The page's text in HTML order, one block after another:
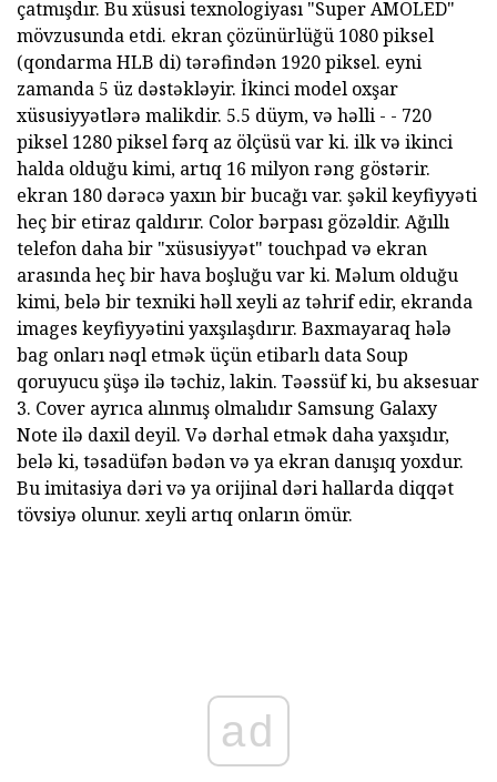
çatmışdır. Bu xüsusi texnologiyası "Super AMOLED"
mövzusunda etdi. ekran çözünürlüğü 1080 piksel
(qondarma HLB di) tərəfindən 1920 piksel. eyni
zamanda 5 üz dəstəkləyir. İkinci model oxşar
xüsusiyyətlərə malikdir. 5.5 düym, və həlli - - 720
piksel 1280 piksel fərq az ölçüsü var ki. ilk və ikinci
halda olduğu kimi, artıq 16 milyon rəng göstərir.
ekran 180 dərəcə yaxın bir bucağı var. şəkil keyfiyyəti
heç bir etiraz qaldırır. Color bərpası gözəldir. Ağıllı
telefon daha bir "xüsusiyyət" touchpad və ekran
arasında heç bir hava boşluğu var ki. Məlum olduğu
kimi, belə bir texniki həll xeyli az təhrif edir, ekranda
images keyfiyyətini yaxşılaşdırır. Baxmayaraq hələ
bag onları nəql etmək üçün etibarlı data Soup
qoruyucu şüşə ilə təchiz, lakin. Təəssüf ki, bu aksesuar
3. Cover ayrıca alınmış olmalıdır Samsung Galaxy
Note ilə daxil deyil. Və dərhal etmək daha yaxşıdır,
belə ki, təsadüfən bədən və ya ekran danışıq yoxdur.
Bu imitasiya dəri və ya orijinal dəri hallarda diqqət
tövsiyə olunur. xeyli artıq onların ömür.
ad